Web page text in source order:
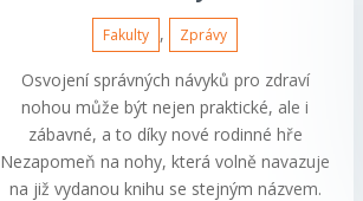
Fakulty , Zprávy
Osvojení správných návyků pro zdraví
nohou může být nejen praktické, ale i
zábavné, a to díky nové rodinné hře
Nezapomeň na nohy, která volně navazuje
na již vydanou knihu se stejným názvem.